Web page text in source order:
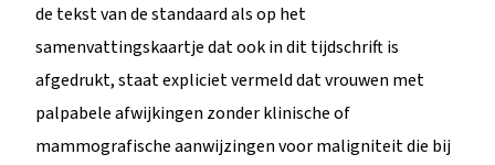
de tekst van de standaard als op het
samenvattingskaartje dat ook in dit tijdschrift is
afgedrukt, staat expliciet vermeld dat vrouwen met
palpabele afwijkingen zonder klinische of
mammografische aanwijzingen voor maligniteit die bij